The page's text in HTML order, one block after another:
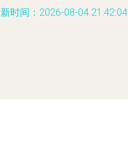
时间：2026-08-04 21:42:04